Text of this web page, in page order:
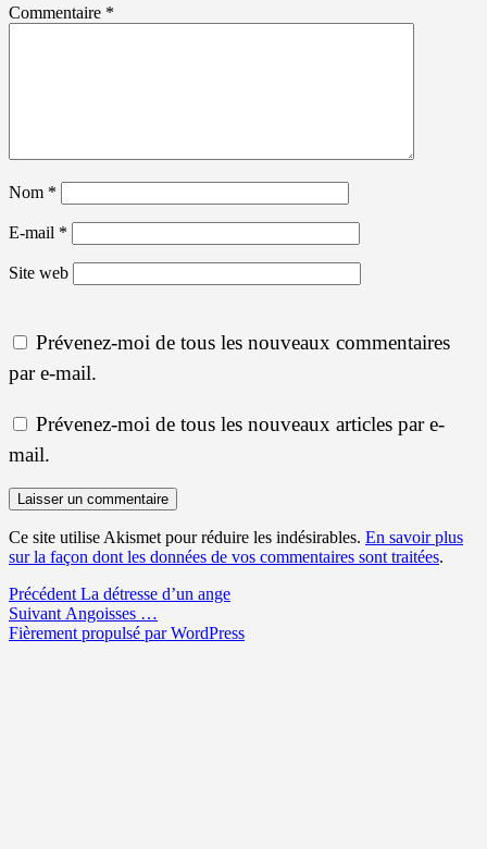
Commentaire *
Nom *
E-mail *
Site web
Prévenez-moi de tous les nouveaux commentaires
par e-mail.
Prévenez-moi de tous les nouveaux articles par e-
mail.
Ce site utilise Akismet pour réduire les indésirables. En savoir plus
sur la façon dont les données de vos commentaires sont traitées.
Navigation
de
Précédent Article
précédent :
La détresse d’un ange
Suivant Article
suivant :
Angoisses …
Fièrement propulsé par WordPress